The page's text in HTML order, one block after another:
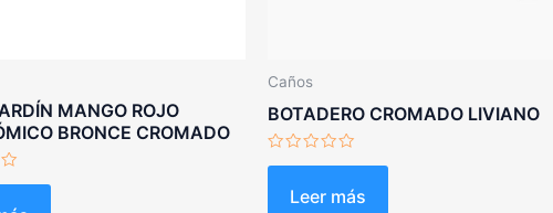
MANGO ROJO
BRONCE CROMADO
Caños
BOTADERO CROMADO LIVIANO
Valorado
Leer más